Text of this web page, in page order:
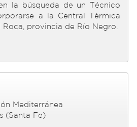
la búsqueda de un Técnico
a la Central Térmica
provincia de Río Negro.
Mediterránea
(Santa Fe)